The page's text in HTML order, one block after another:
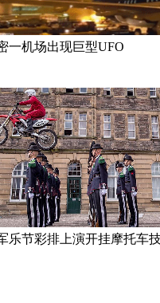
一个身体 已大学
三万英尺
如此美丽
一机场出现巨型UFO
乐节彩排上演开挂摩托车